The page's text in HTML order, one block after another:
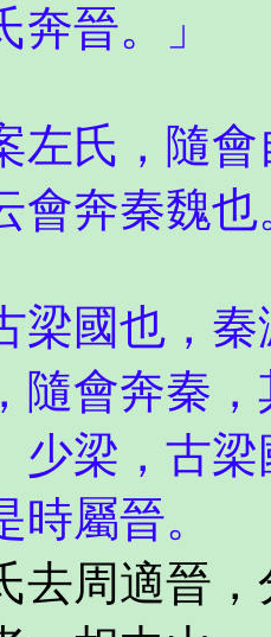
晉。」
左氏，隨
會奔秦魏也
梁國也，
隨會奔秦
少梁，古
屬晉。
周適晉，